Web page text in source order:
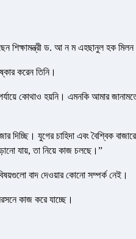
শিক্ষামন্ত্রী ড. আ ন ম এহছানুল হক
করেন তিনি।
পর্যায়ে কোথাও হয়নি। এমনকি আমার
দিচ্ছি। যুগের চাহিদা এবং বৈশ্বিক
যায়, তা নিয়ে কাজ চলছে।”
বাদ দেওয়ার কোনো সম্পর্ক নেই।
কাজ করে যাচ্ছে।